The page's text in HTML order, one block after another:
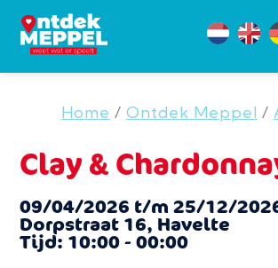
Home / Ontdek Meppel /
Clay &
09/04/2026 t/m 25/12/
Dorpstraat 16, Havelte
Tijd: 10:00 - 00:00